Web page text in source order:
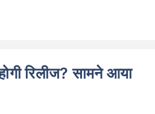
रिलीज? सामने आया